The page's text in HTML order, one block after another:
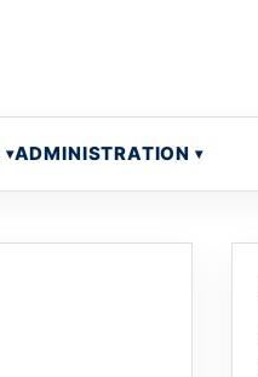
ADMINISTRATION